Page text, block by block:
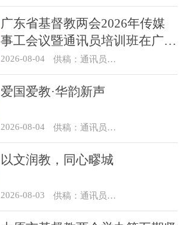
广东省基督教两会2026年传媒
事工会议暨通讯员培训班在广州
举办
2026-08-04 供稿：通讯员 汪浩
爱国爱教·华韵新声
2026-08-04 供稿：通讯员 景健美
以文润教，同心疁城
2026-08-03 供稿：通讯员 景健美